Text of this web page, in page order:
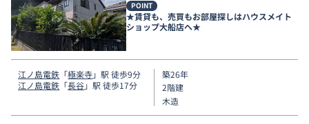
POINT
★賃貸も、売買もお部屋探しはハウスメイト
ショップ大船店へ★
江ノ島電鉄 「極楽寺」駅 徒歩9分
江ノ島電鉄 「長谷」駅 徒歩17分
築26年
2階建
木造